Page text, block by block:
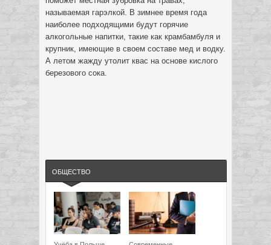
называемая гарэлкой. В зимнее время года
наиболее подходящими будут горячие
алкогольные напитки, такие как крамбамбуля и
крупник, имеющие в своем составе мед и водку.
А летом жажду утолит квас на основе кислого
березового сока.
ОБЩЕСТВО